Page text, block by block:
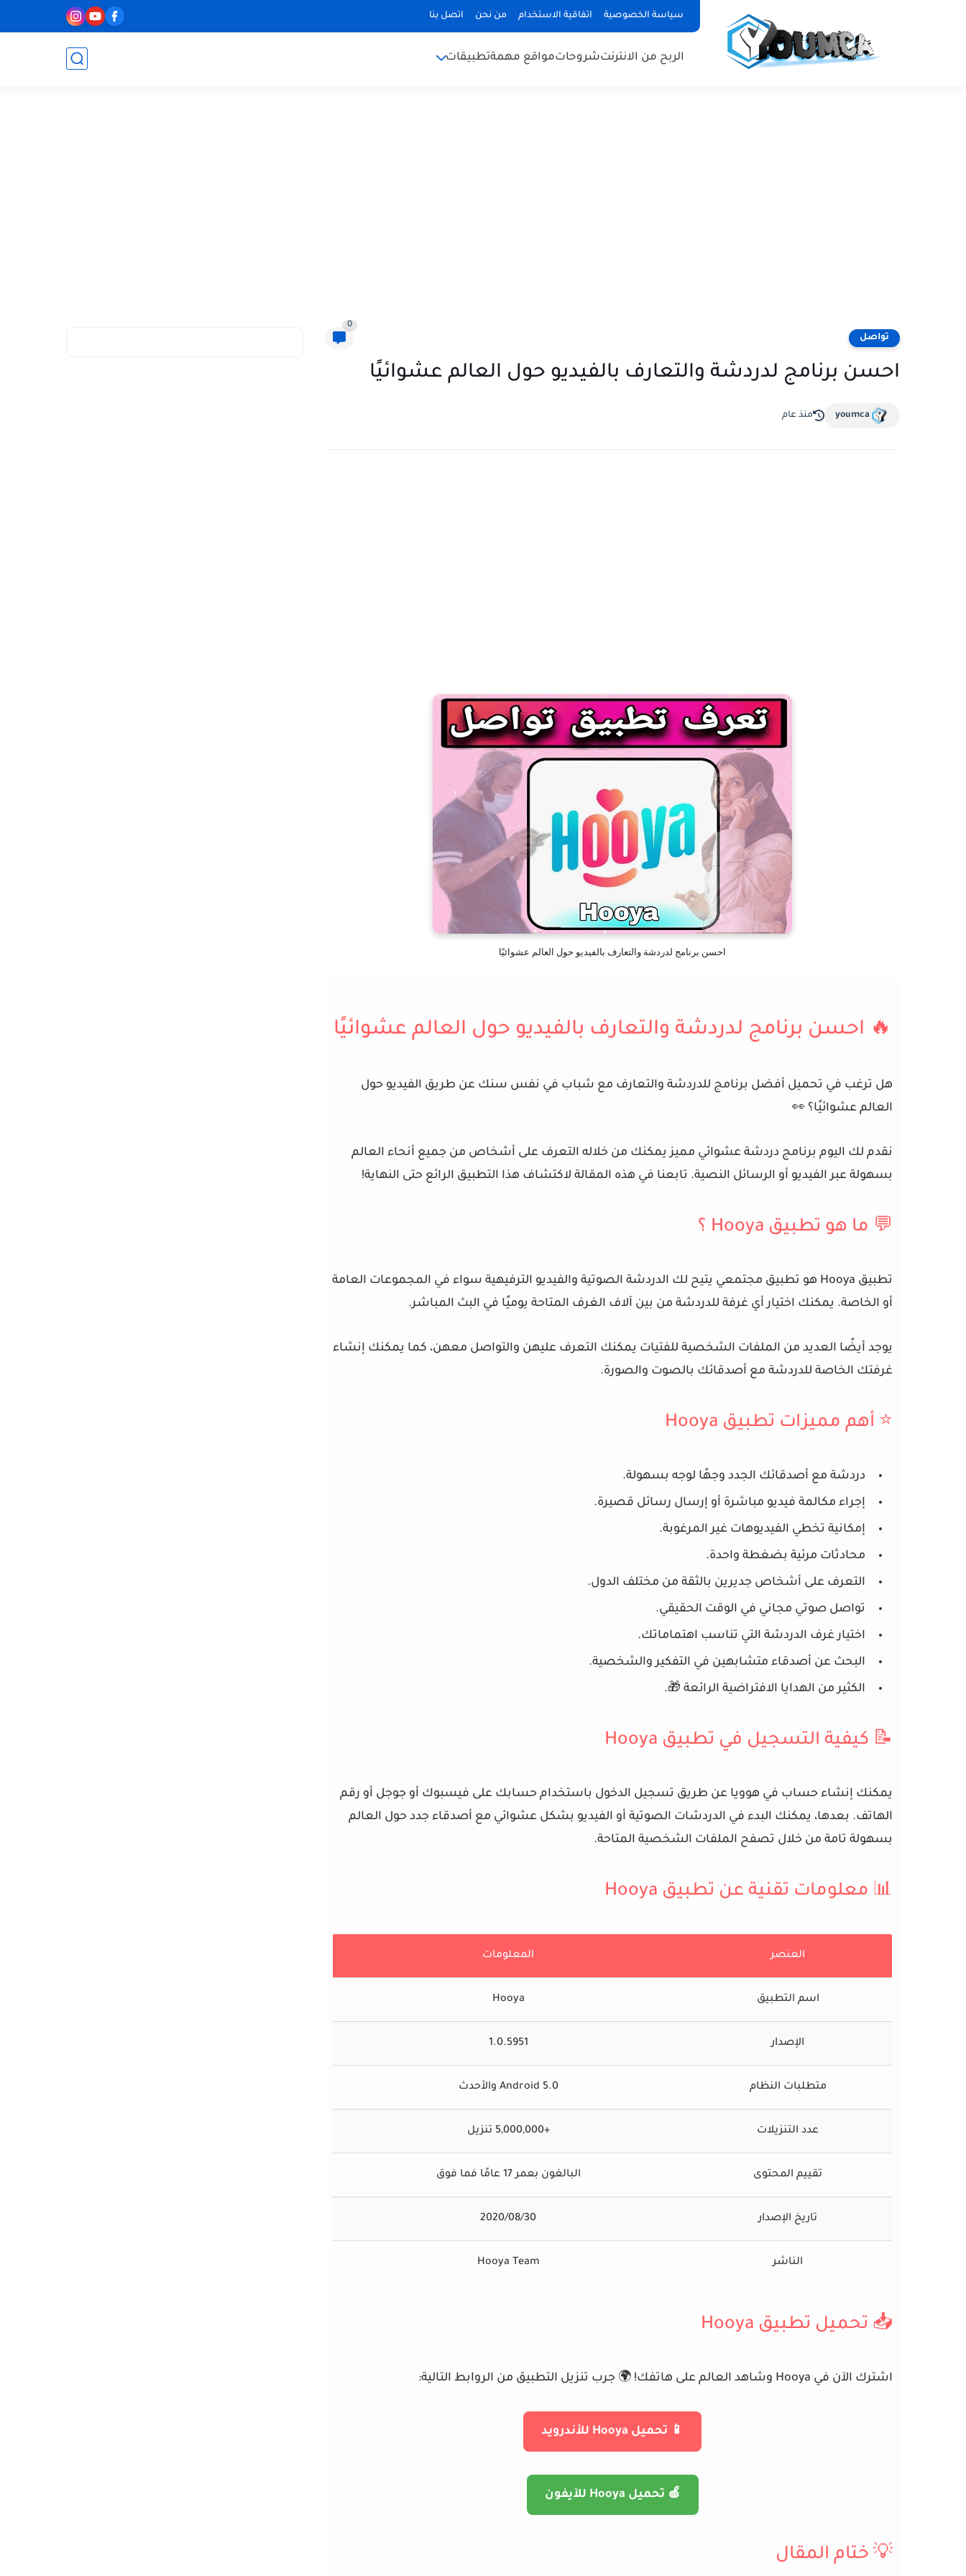
سياسة الخصوصية اتفاقية الاستخدام من نحن اتصل بنا
الربح من الانترنتشروحاتمواقع مهمةتطبيقات
تواصل
0
احسن برنامج لدردشة والتعارف بالفيديو حول العالم عشوائيًا
youmca منذ عام
احسن برنامج لدردشة والتعارف بالفيديو حول العالم عشوائيًا
🔥 احسن برنامج لدردشة والتعارف بالفيديو حول العالم عشوائيًا
هل ترغب في تحميل أفضل برنامج للدردشة والتعارف مع شباب في نفس سنك عن طريق الفيديو حول
العالم عشوائيًا؟ 👀
نقدم لك اليوم برنامج دردشة عشوائي مميز يمكنك من خلاله التعرف على أشخاص من جميع أنحاء العالم
بسهولة عبر الفيديو أو الرسائل النصية. تابعنا في هذه المقالة لاكتشاف هذا التطبيق الرائع حتى النهاية!
💬 ما هو تطبيق Hooya ؟
تطبيق Hooya
هو تطبيق مجتمعي يتيح لك الدردشة الصوتية والفيديو الترفيهية سواء في المجموعات العامة
أو الخاصة. يمكنك اختيار أي غرفة للدردشة من بين آلاف الغرف المتاحة يوميًا في البث المباشر.
يوجد أيضًا العديد من الملفات الشخصية للفتيات يمكنك التعرف عليهن والتواصل معهن، كما يمكنك إنشاء
غرفتك الخاصة للدردشة مع أصدقائك بالصوت والصورة.
⭐ أهم مميزات تطبيق Hooya
دردشة مع أصدقائك الجدد وجهًا لوجه بسهولة.
إجراء مكالمة فيديو مباشرة أو إرسال رسائل قصيرة.
إمكانية تخطي الفيديوهات غير المرغوبة.
محادثات مرئية بضغطة واحدة.
التعرف على أشخاص جديرين بالثقة من مختلف الدول.
تواصل صوتي مجاني في الوقت الحقيقي.
اختيار غرف الدردشة التي تناسب اهتماماتك.
البحث عن أصدقاء متشابهين في التفكير والشخصية.
الكثير من الهدايا الافتراضية الرائعة 🎁.
📝 كيفية التسجيل في تطبيق Hooya
يمكنك إنشاء حساب في هوويا عن طريق تسجيل الدخول باستخدام حسابك على فيسبوك أو جوجل أو رقم
الهاتف. بعدها، يمكنك البدء في الدردشات الصوتية أو الفيديو بشكل عشوائي مع أصدقاء جدد حول العالم
بسهولة تامة من خلال تصفح الملفات الشخصية المتاحة.
📊 معلومات تقنية عن تطبيق Hooya
العنصر المعلومات
اسم التطبيق Hooya
الإصدار 1.0.5951
متطلبات النظام Android 5.0 والأحدث
عدد التنزيلات +5,000,000 تنزيل
تقييم المحتوى البالغون بعمر 17 عامًا فما فوق
تاريخ الإصدار 30‏/08‏/2020
الناشر Hooya Team
📥 تحميل تطبيق Hooya
اشترك الآن في Hooya وشاهد العالم على هاتفك! 🌍 جرب تنزيل التطبيق من الروابط التالية:
📱 تحميل Hooya للأندرويد
🍏 تحميل Hooya للآيفون
💡 ختام المقال